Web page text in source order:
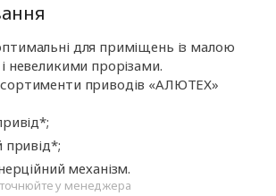
для приміщень із малою
і невеликими прорізами.
приводів «АЛЮТЕХ»
привід*;
механізм.
у менеджера